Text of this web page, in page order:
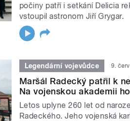
počiny patří i setkání Delicia
vstoupil astronom Jiří Grygar.
Legendární vojevůdce 9.
Maršál Radecký patřil k
Na vojenskou akademii
Letos uplyne 260 let od
Radeckého. Jeho vojenská